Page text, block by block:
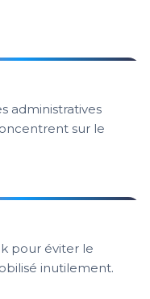
administratives
sur le
pour éviter le
inutilement.